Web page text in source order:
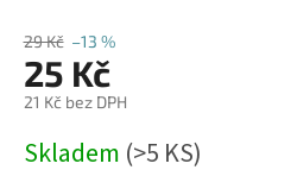
29 Kč –13 %
25 Kč
21 Kč bez DPH
cena:
Skladem (>5 KS)